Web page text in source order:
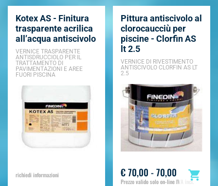
Kotex AS - Finitura
trasparente acrilica
all’acqua antiscivolo
VERNICE TRASPARENTE
ANTISDRUCCIOLO PER IL
TRATTAMENTO DI
PAVIMENTAZIONI E AREE
FUORI PISCINA
richiedi informazioni
Pittura antiscivolo al
clorocaucciù per
piscine - Clorfin AS
lt 2.5
VERNICE DI RIVESTIMENTO
ANTISCIVOLO CLORFIN AS LT
2.5
€ 70,00 - 70,00
Prezzo valido solo on-line IVA incl.